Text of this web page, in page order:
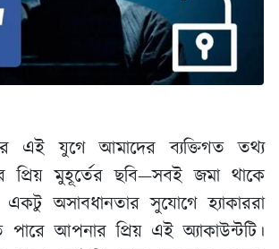
এই যুগে আমাদের ব্যক্তিগত তথ্য
মুহূর্তের ছবি—সবই জমা থাকে
অসাবধানতার সুযোগে হ্যাকাররা
আপনার প্রিয় এই অ্যাকাউন্টটি।